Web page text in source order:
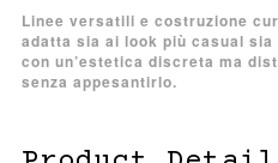
Linee versatili e costruzione
adatta sia ai look più casual
con un’estetica discreta ma
senza appesantirlo.